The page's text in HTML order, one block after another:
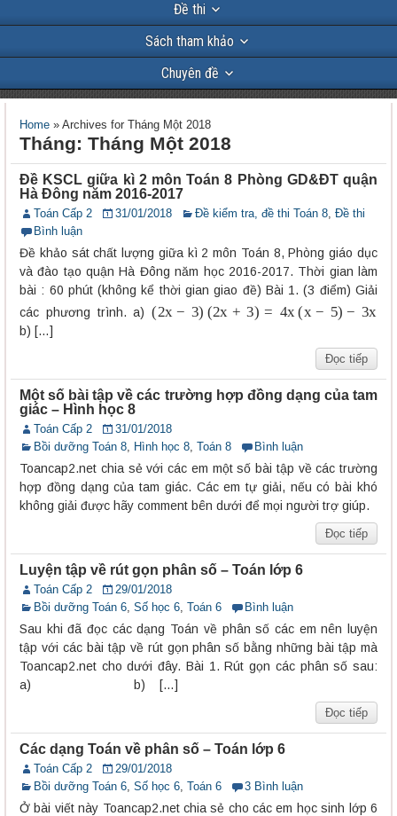
Đề thi
Sách tham khảo
Chuyên đề
Home » Archives for Tháng Một 2018
Tháng: Tháng Một 2018
Đề KSCL giữa kì 2 môn Toán 8 Phòng GD&ĐT quận
Hà Đông năm 2016-2017
Toán Cấp 2 31/01/2018 Đề kiểm tra, đề thi Toán 8, Đề thi
Bình luận
Đề khảo sát chất lượng giữa kì 2 môn Toán 8, Phòng giáo dục
và đào tạo quận Hà Đông năm học 2016-2017. Thời gian làm
bài : 60 phút (không kể thời gian giao đề) Bài 1. (3 điểm) Giải
các phương trình. a)(2 )(2 x+ 4x 5 −
b) […]
Đọc tiếp
Một số bài tập về các trường hợp đồng dạng của tam
giác – Hình học 8
Toán Cấp 2
31/01/2018
Bồi dưỡng Toán 8 Hình học 8 Toán 8 Bình luận
Toancap2.net chia sẻ với các em một số bài tập về các trường
hợp đồng dạng của tam giác. Các em tự giải, nếu có bài khó
không giải được hãy comment bên dưới để mọi người trợ giúp.
Đọc tiếp
Luyện tập về rút gọn phân số – Toán lớp 6
Toán Cấp 2
29/01/2018
Bồi dưỡng Toán 6 Số học 6 Toán 6 Bình luận
Sau khi đã đọc các dạng Toán về phân số các em nên luyện
tập với các bài tập về rút gọn phân số bằng những bài tập mà
Toancap2.net cho dưới đây. Bài 1. Rút gọn các phân số sau:
a) b) […]
Đọc tiếp
Các dạng Toán về phân số – Toán lớp 6
Toán Cấp 2
29/01/2018
Bồi dưỡng Toán 6 Số học 6 Toán 6 3 Bình luận
Ở bài viết này Toancap2.net chia sẻ cho các em học sinh lớp 6